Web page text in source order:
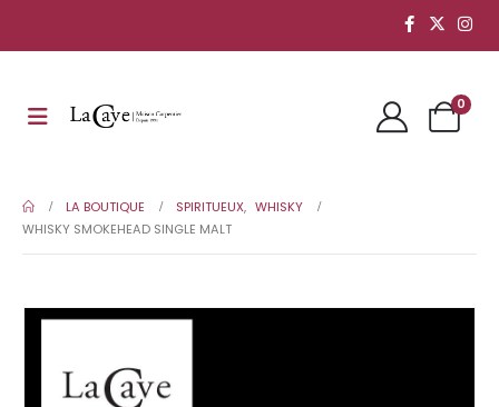
0
LA BOUTIQUE SPIRITUEUX, WHISKY
WHISKY SMOKEHEAD SINGLE MALT